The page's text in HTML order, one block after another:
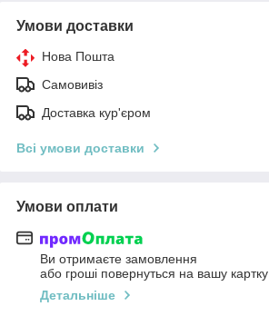
Умови доставки
Нова Пошта
Самовивіз
Доставка кур'єром
Всі умови доставки
Умови оплати
Ви отримаєте замовлення
або гроші повернуться на вашу картку
Детальніше